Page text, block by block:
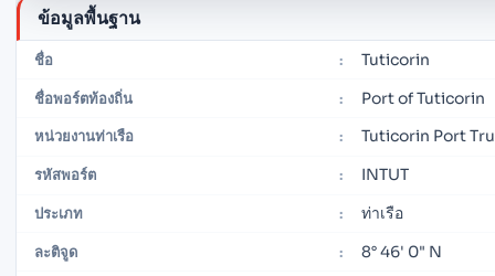
ข้อมูลพื้นฐาน
ชื่อ : Tuticorin
ชื่อพอร์ตท้องถิ่น : Port of Tuticorin
หน่วยงานท่าเรือ : Tuticorin Port
รหัสพอร์ต : INTUT
ประเภท : ท่าเรือ
ละติจูด : 8° 46' 0" N